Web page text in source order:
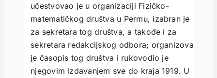
učestvovao je u organizaciji Fizičko-
matematičkog društva u Permu, izabran je
za sekretara tog društva, a takođe i za
sekretara redakcijskog odbora; organizovao
je časopis tog društva i rukovodio je
njegovim izdavanjem sve do kraja 1919. U